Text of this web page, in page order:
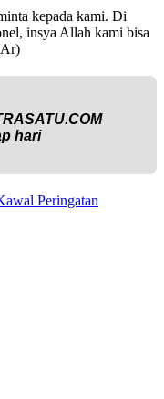
kepada kami. Di
insya Allah kami bisa
hari
Peringatan